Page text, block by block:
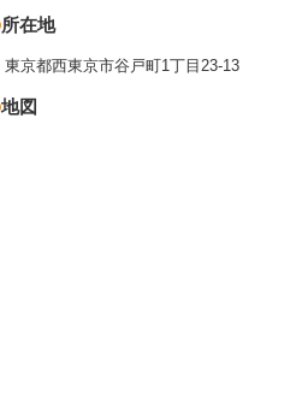
所在地
東京都西東京市谷戸町1丁目23-13
地図